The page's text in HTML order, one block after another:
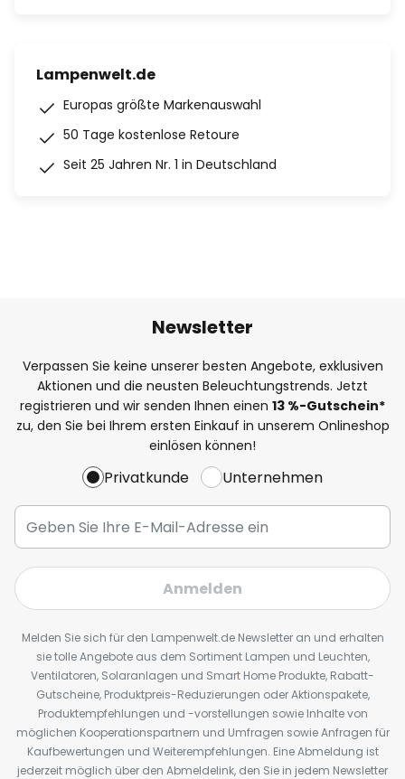
Lampenwelt.de
Europas größte Markenauswahl
50 Tage kostenlose Retoure
Seit 25 Jahren Nr. 1 in Deutschland
Newsletter
Verpassen Sie keine unserer besten Angebote, exklusiven
Aktionen und die neusten Beleuchtungstrends. Jetzt
registrieren und wir senden Ihnen einen 13 %-Gutschein*
zu, den Sie bei Ihrem ersten Einkauf in unserem Onlineshop
einlösen können!
Privatkunde Unternehmen
Anmelden
Melden Sie sich für den Lampenwelt.de Newsletter an und erhalten
sie tolle Angebote aus dem Sortiment Lampen und Leuchten,
Ventilatoren, Solaranlagen und Smart Home Produkte, Rabatt-
Gutscheine, Produktpreis-Reduzierungen oder Aktionspakete,
Produktempfehlungen und -vorstellungen sowie Inhalte von
möglichen Kooperationspartnern und Umfragen sowie Anfragen für
Kaufbewertungen und Weiterempfehlungen. Eine Abmeldung ist
jederzeit möglich über den Abmeldelink, den Sie in jedem Newsletter